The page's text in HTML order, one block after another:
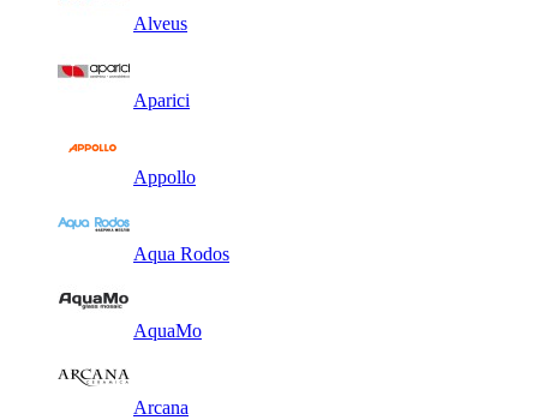
Alveus
Aparici
Appollo
Aqua Rodos
AquaMo
Arcana